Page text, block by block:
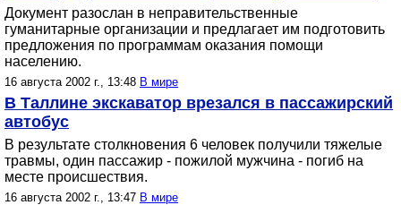
Документ разослан в неправительственные
гуманитарные организации и предлагает им подготовить
предложения по программам оказания помощи
населению.
16 августа 2002 г., 13:48 В мире
В Таллине экскаватор врезался в пассажирский
автобус
В результате столкновения 6 человек получили тяжелые
травмы, один пассажир - пожилой мужчина - погиб на
месте происшествия.
16 августа 2002 г., 13:47 В мире